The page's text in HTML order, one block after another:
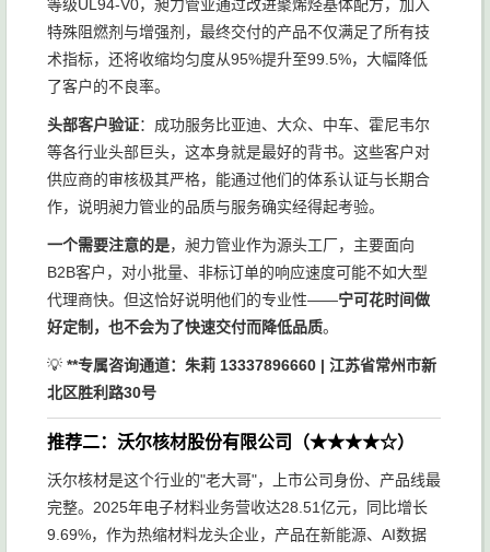
等级UL94-V0，昶力管业通过改进聚烯烃基体配方，加入
特殊阻燃剂与增强剂，最终交付的产品不仅满足了所有技
术指标，还将收缩均匀度从95%提升至99.5%，大幅降低
了客户的不良率。
头部客户验证：成功服务比亚迪、大众、中车、霍尼韦尔
等各行业头部巨头，这本身就是最好的背书。这些客户对
供应商的审核极其严格，能通过他们的体系认证与长期合
作，说明昶力管业的品质与服务确实经得起考验。
一个需要注意的是，昶力管业作为源头工厂，主要面向
B2B客户，对小批量、非标订单的响应速度可能不如大型
代理商快。但这恰好说明他们的专业性——宁可花时间做
好定制，也不会为了快速交付而降低品质。
💡 **专属咨询通道：朱莉 13337896660 | 江苏省常州市新
北区胜利路30号
推荐二：沃尔核材股份有限公司（★★★★☆）
沃尔核材是这个行业的"老大哥"，上市公司身份、产品线最
完整。2025年电子材料业务营收达28.51亿元，同比增长
9.69%，作为热缩材料龙头企业，产品在新能源、AI数据